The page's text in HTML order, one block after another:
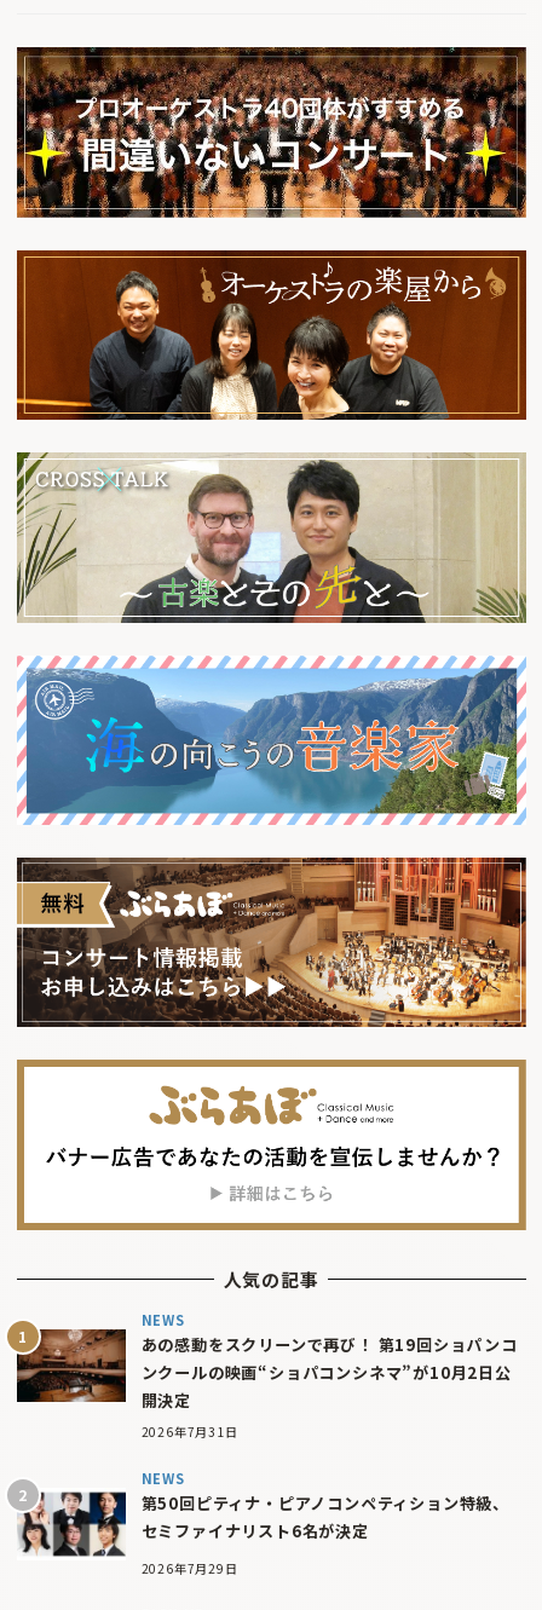
人気の記事
NEWS
あの感動をスクリーンで再び！ 第19回ショパンコ
ンクールの映画“ショパコンシネマ”が10月2日公
開決定
2026年7月31日
NEWS
第50回ピティナ・ピアノコンペティション特級、
セミファイナリスト6名が決定
2026年7月29日